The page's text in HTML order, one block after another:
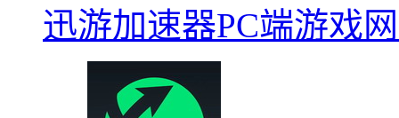
迅游加速器PC端游戏